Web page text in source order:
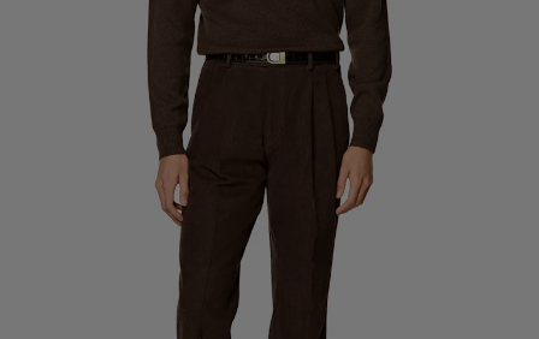
Pantalones de smoking a medida
Camisas de smoking a medida
Cómo funciona